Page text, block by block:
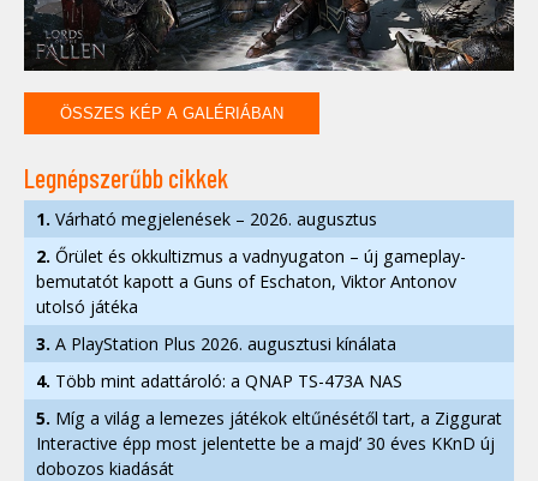
ÖSSZES KÉP A GALÉRIÁBAN
Legnépszerűbb cikkek
1. Várható megjelenések – 2026. augusztus
2. Őrület és okkultizmus a vadnyugaton – új gameplay-
bemutatót kapott a Guns of Eschaton, Viktor Antonov
utolsó játéka
3. A PlayStation Plus 2026. augusztusi kínálata
4. Több mint adattároló: a QNAP TS-473A NAS
5. Míg a világ a lemezes játékok eltűnésétől tart, a Ziggurat
Interactive épp most jelentette be a majd’ 30 éves KKnD új
dobozos kiadását